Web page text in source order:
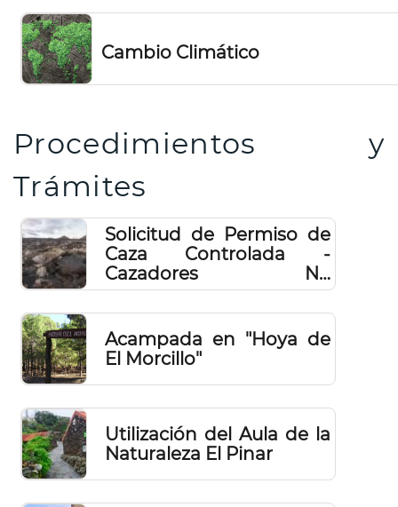
Cambio Climático
Procedimientos y
Trámites
Solicitud de Permiso de
Caza Controlada -
Cazadores No
Residentes 2024 (sorteo)
Acampada en "Hoya de
El Morcillo"
Utilización del Aula de la
Naturaleza El Pinar